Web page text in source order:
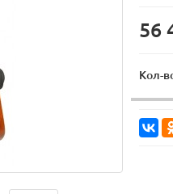
56
Кол-